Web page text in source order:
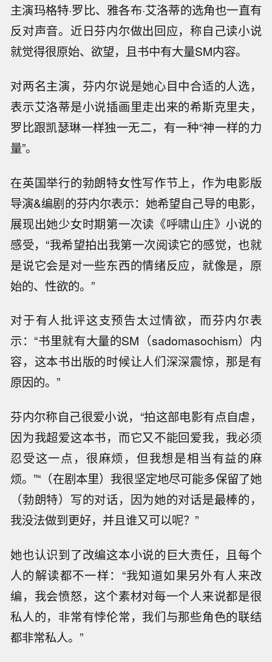
主演玛格特·罗比、雅各布·艾洛蒂的选角也一直有
反对声音。近日芬内尔做出回应，称自己读小说
就觉得很原始、欲望，且书中有大量SM内容。
对两名主演，芬内尔说是她心目中合适的人选，
表示艾洛蒂是小说插画里走出来的希斯克里夫，
罗比跟凯瑟琳一样独一无二，有一种“神一样的力
量”。
在英国举行的勃朗特女性写作节上，作为电影版
导演&编剧的芬内尔表示：她希望自己导的电影，
展现出她少女时期第一次读《呼啸山庄》小说的
感受，“我希望拍出我第一次阅读它的感觉，也就
是说它会是对一些东西的情绪反应，就像是，原
始的、性欲的。”
对于有人批评这支预告太过情欲，而芬内尔表
示：“书里就有大量的SM（sadomasochism）内
容，这本书出版的时候让人们深深震惊，那是有
原因的。”
芬内尔称自己很爱小说，“拍这部电影有点自虐，
因为我超爱这本书，而它又不能回爱我，我必须
忍受这一点，很麻烦，但我想是相当有益的麻
烦。”“（在剧本里）我很坚定地尽可能多保留了她
（勃朗特）写的对话，因为她的对话是最棒的，
我没法做到更好，并且谁又可以呢？”
她也认识到了改编这本小说的巨大责任，且每个
人的解读都不一样：“我知道如果另外有人来改
编，我会愤怒，这个素材对每一个人来说都是很
私人的，非常有悖伦常，我们与那些角色的联结
都非常私人。”